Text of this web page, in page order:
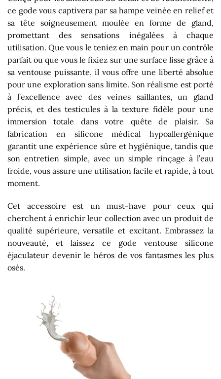
ce gode vous captivera par sa hampe veinée en relief et
sa tête soigneusement moulée en forme de gland,
promettant des sensations inégalées à chaque
utilisation. Que vous le teniez en main pour un contrôle
parfait ou que vous le fixiez sur une surface lisse grâce à
sa ventouse puissante, il vous offre une liberté absolue
pour une exploration sans limite. Son réalisme est porté
à l’excellence avec des veines saillantes, un gland
précis, et des testicules à la texture fidèle pour une
immersion totale dans votre quête de plaisir. Sa
fabrication en silicone médical hypoallergénique
garantit une expérience sûre et hygiénique, tandis que
son entretien simple, avec un simple rinçage à l’eau
froide, vous assure une utilisation facile et rapide, à tout
moment.
Cet accessoire est un must-have pour ceux qui
cherchent à enrichir leur collection avec un produit de
qualité supérieure, versatile et excitant. Embrassez la
nouveauté, et laissez ce gode ventouse silicone
éjaculateur devenir le héros de vos fantasmes les plus
osés.